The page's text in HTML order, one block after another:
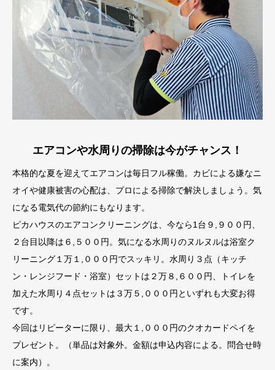
エアコンや水周りの掃除は今がチャンス！
本格的な夏を迎えてエアコンは毎日フル稼働。カビによる嫌なニ
オイや健康被害の心配は、プロによる掃除で解決しましょう。気
になる電気代の節約にもなります。
ピカハウスのエアコンクリーニングは、今なら1台９,９００円、
２台目以降は６,５００円。気になる水周りのヌルヌルは浴室ク
リーニング１万１,０００円でスッキリ。水周り３点（キッチ
ン・レンジフード・浴室）セットは２万８,６００円、トイレを
加えた水周り４点セットは３万５,０００円といずれも大変お得
です。
今回はリピーターに限り、最大１,０００円のクオカードペイを
プレゼント。（単品は対象外。金額は申込内容による。問合せ時
に案内）。